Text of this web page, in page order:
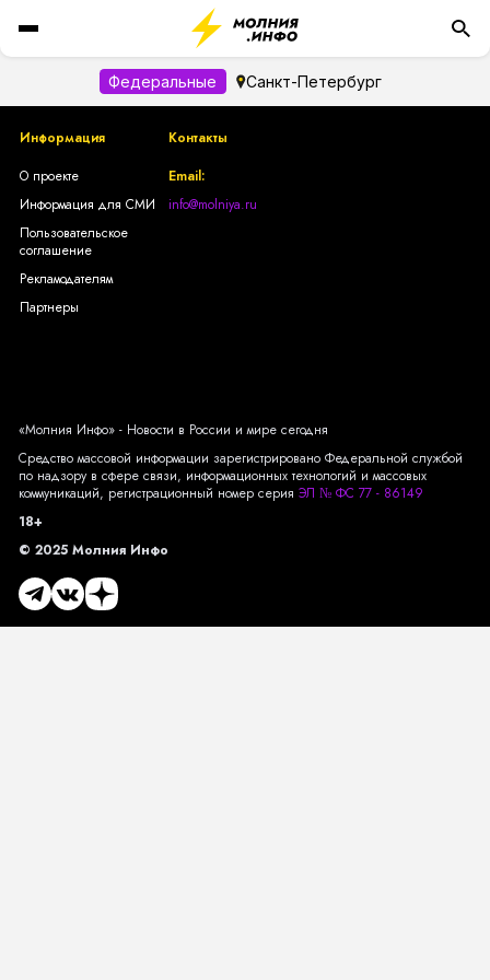
Федеральные Санкт-Петербург
Информация
Контакты
О проекте
Информация для СМИ
Пользовательское
соглашение
Рекламодателям
Партнеры
Email:
info@molniya.ru
«Молния Инфо» - Новости в России и мире сегодня
Средство массовой информации зарегистрировано Федеральной службой
по надзору в сфере связи, информационных технологий и массовых
коммуникаций, регистрационный номер серия ЭЛ № ФС 77 - 86149
18+
© 2025 Молния Инфо